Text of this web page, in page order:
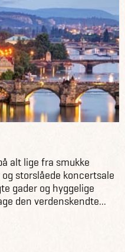
alt lige fra smukke
storslåede koncertsale
gader og hyggelige
den verdenskendte...